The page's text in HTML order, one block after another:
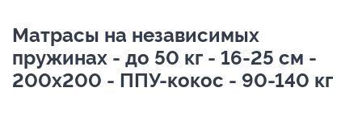
Матрасы на независимых
пружинах - до 50 кг - 16-25 см -
200х200 - ППУ-кокос - 90-140 кг